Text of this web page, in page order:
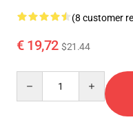
(8 customer
€ 19,72 $21.44